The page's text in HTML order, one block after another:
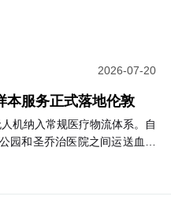
2026-07-20
本服务正式落地伦敦
机纳入常规医疗物流体系。自
园和圣乔治医院之间运送血液
，最终惠及约180万名患者。